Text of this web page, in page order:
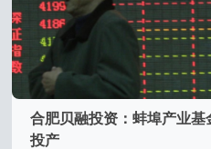
合肥贝融投资：蚌埠产业
投产